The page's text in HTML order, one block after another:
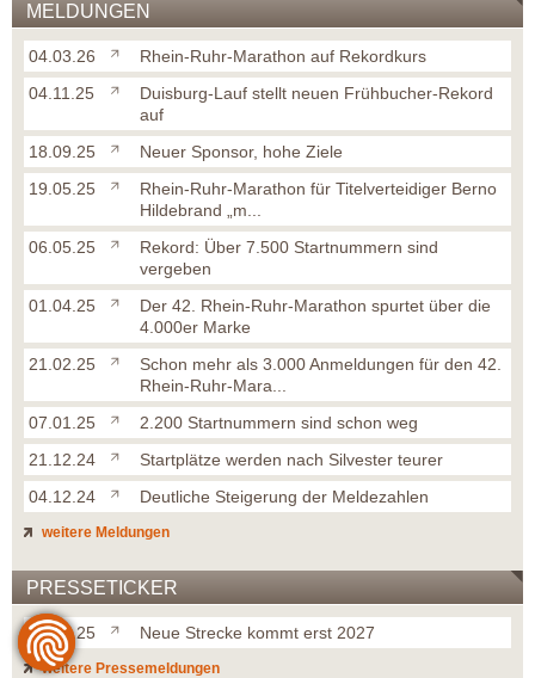
MELDUNGEN
04.03.26
Rhein-Ruhr-Marathon auf Rekordkurs
04.11.25
Duisburg-Lauf stellt neuen Frühbucher-Rekord
auf
18.09.25
Neuer Sponsor, hohe Ziele
19.05.25
Rhein-Ruhr-Marathon für Titelverteidiger Berno
Hildebrand „m...
06.05.25
Rekord: Über 7.500 Startnummern sind
vergeben
01.04.25
Der 42. Rhein-Ruhr-Marathon spurtet über die
4.000er Marke
21.02.25
Schon mehr als 3.000 Anmeldungen für den 42.
Rhein-Ruhr-Mara...
07.01.25
2.200 Startnummern sind schon weg
21.12.24
Startplätze werden nach Silvester teurer
04.12.24
Deutliche Steigerung der Meldezahlen
weitere Meldungen
PRESSETICKER
29.12.25 Neue Strecke kommt erst 2027
weitere Pressemeldungen